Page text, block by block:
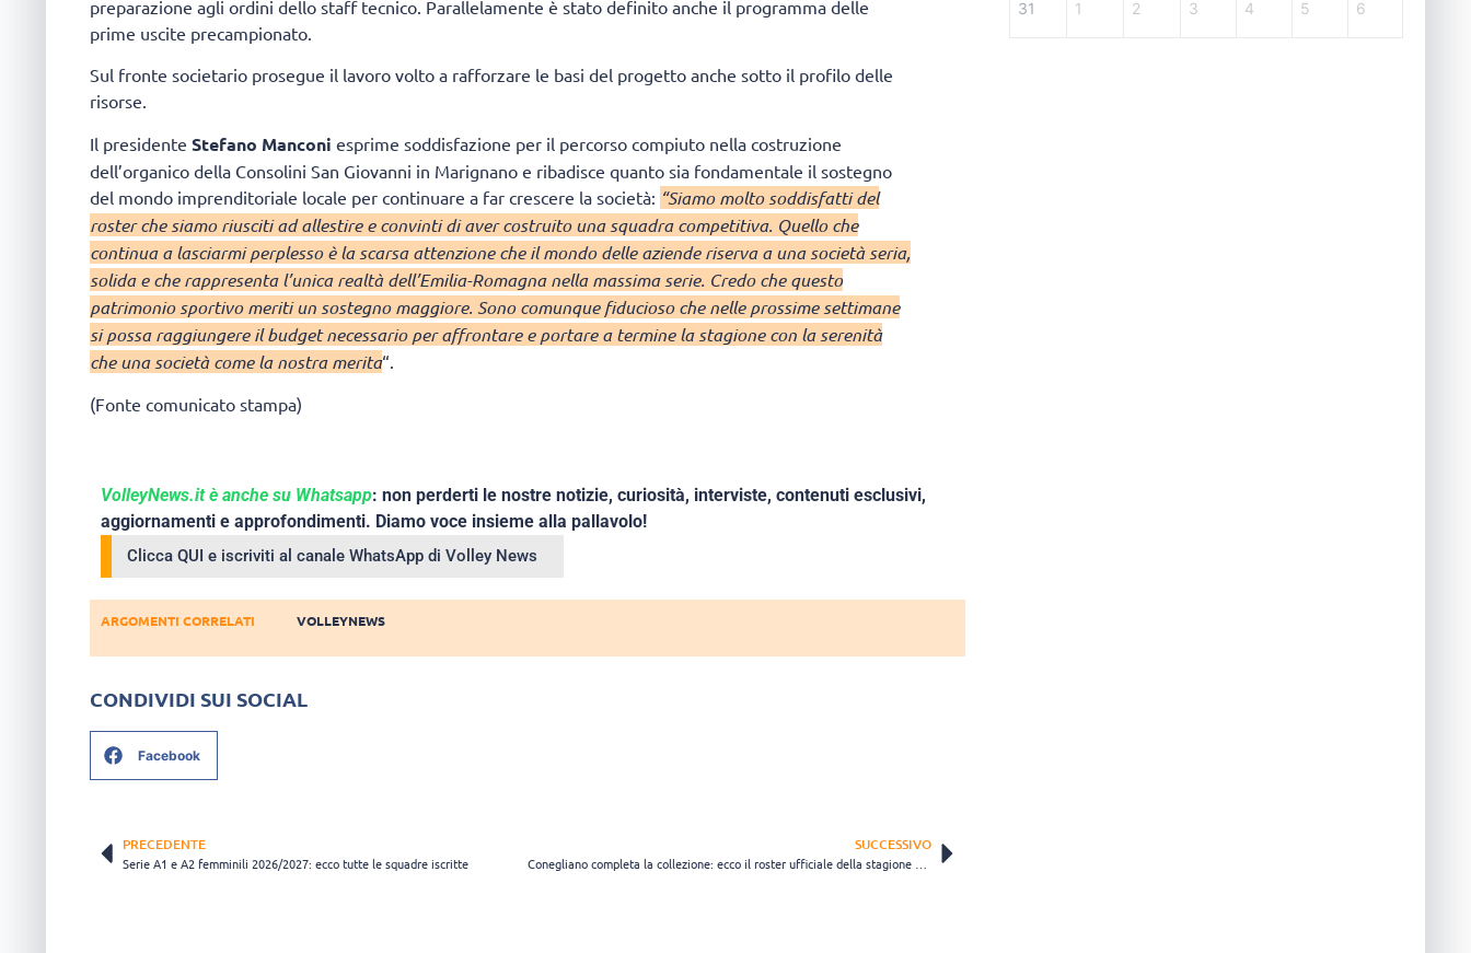
preparazione agli ordini dello staff tecnico. Parallelamente è stato definito anche il programma delle
prime uscite precampionato.
Sul fronte societario prosegue il lavoro volto a rafforzare le basi del progetto anche sotto il profilo delle
risorse.
Il presidente Stefano Manconi esprime soddisfazione per il percorso compiuto nella costruzione
dell’organico della Consolini San Giovanni in Marignano e ribadisce quanto sia fondamentale il sostegno
del mondo imprenditoriale locale per continuare a far crescere la società: “Siamo molto soddisfatti del
roster che siamo riusciti ad allestire e convinti di aver costruito una squadra competitiva. Quello che
continua a lasciarmi perplesso è la scarsa attenzione che il mondo delle aziende riserva a una società seria,
solida e che rappresenta l’unica realtà dell’Emilia-Romagna nella massima serie. Credo che questo
patrimonio sportivo meriti un sostegno maggiore. Sono comunque fiducioso che nelle prossime settimane
si possa raggiungere il budget necessario per affrontare e portare a termine la stagione con la serenità
che una società come la nostra merita“.
(Fonte comunicato stampa)
VolleyNews.it è anche su Whatsapp: non perderti le nostre notizie, curiosità, interviste, contenuti esclusivi,
aggiornamenti e approfondimenti. Diamo voce insieme alla pallavolo!
Clicca QUI e iscriviti al canale WhatsApp di Volley News
ARGOMENTI CORRELATI VOLLEYNEWS
CONDIVIDI SUI SOCIAL
Facebook
PRECEDENTE
Serie A1 e A2 femminili 2026/2027: ecco tutte le squadre iscritte
SUCCESSIVO
Conegliano completa la collezione: ecco il roster ufficiale della stagione 2026/2027
31 1 2 3 4 5 6